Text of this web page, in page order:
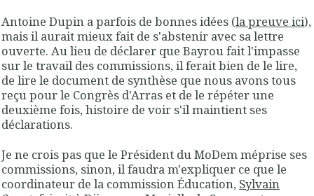
Antoine Dupin a parfois de bonnes idées (la preuve ici),
mais il aurait mieux fait de s'abstenir avec sa lettre
ouverte. Au lieu de déclarer que Bayrou fait l'impasse
sur le travail des commissions, il ferait bien de le lire,
de lire le document de synthèse que nous avons tous
reçu pour le Congrès d'Arras et de le répéter une
deuxième fois, histoire de voir s'il maintient ses
déclarations.
Je ne crois pas que le Président du MoDem méprise ses
commissions, sinon, il faudra m'expliquer ce que le
coordinateur de la commission Éducation, Sylvain